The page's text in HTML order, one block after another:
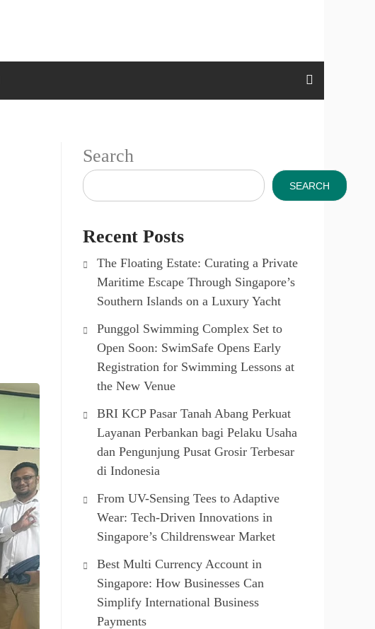
Search
SEARCH
Recent Posts
The Floating Estate: Curating a Private
Maritime Escape Through Singapore’s
Southern Islands on a Luxury Yacht
Punggol Swimming Complex Set to
Open Soon: SwimSafe Opens Early
Registration for Swimming Lessons at
the New Venue
BRI KCP Pasar Tanah Abang Perkuat
Layanan Perbankan bagi Pelaku Usaha
dan Pengunjung Pusat Grosir Terbesar
di Indonesia
From UV-Sensing Tees to Adaptive
Wear: Tech-Driven Innovations in
Singapore’s Childrenswear Market
Best Multi Currency Account in
Singapore: How Businesses Can
Simplify International Business
Payments